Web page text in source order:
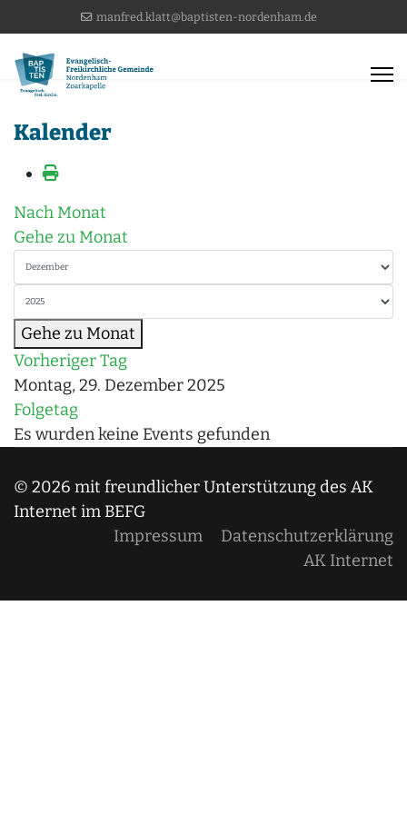
manfred.klatt@baptisten-nordenham.de
Kalender
Nach Monat
Gehe zu Monat
Gehe zu Monat
Vorheriger Tag
Montag, 29. Dezember 2025
Folgetag
Es wurden keine Events gefunden
© 2026 mit freundlicher Unterstützung des AK
Internet im BEFG
Impressum
Datenschutzerklärung
AK Internet